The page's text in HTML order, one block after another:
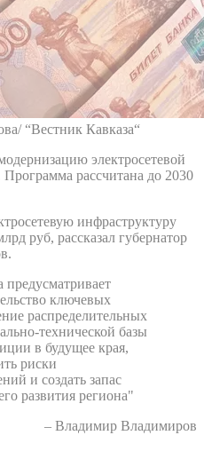
“Вестник Кавказа“
электросетевой
рассчитана до 2030
инфраструктуру
руб, рассказал губернатор
ключевых
распределительных
технической базы
в будущее края,
риски
и создать запас
развития региона"
– Владимир Владимиров